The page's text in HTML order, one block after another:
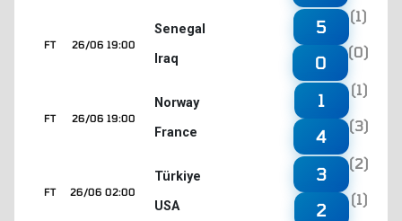
26/06 19:00
FT
Senegal
Iraq
5
(1)
0
(0)
26/06 19:00
FT
Norway
France
1
(1)
4
(3)
26/06 02:00
FT
Türkiye
USA
3
(2)
2
(1)